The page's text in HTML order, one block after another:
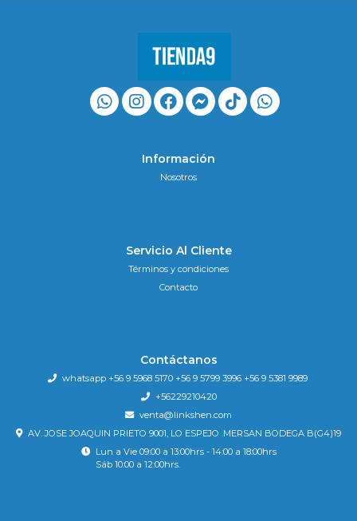
Información
Nosotros
Servicio Al Cliente
Términos y condiciones
Contacto
Contáctanos
whatsapp +56 9 5968 5170 +56 9 5799 3996 +56 9 5381 9989
+56229210420
venta@linkshen.com
AV. JOSE JOAQUIN PRIETO 9001, LO ESPEJO .MERSAN BODEGA B(G4)19
Lun a Vie 09:00 a 13:00hrs - 14:00 a 18:00hrs
Sáb 10:00 a 12:00hrs.